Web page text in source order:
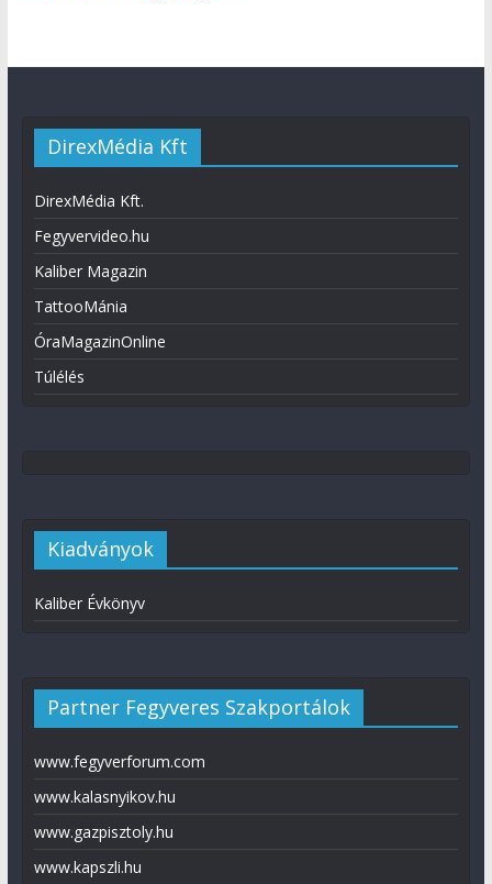
DirexMédia Kft
DirexMédia Kft.
Fegyvervideo.hu
Kaliber Magazin
TattooMánia
ÓraMagazinOnline
Túlélés
Kiadványok
Kaliber Évkönyv
Partner Fegyveres Szakportálok
www.fegyverforum.com
www.kalasnyikov.hu
www.gazpisztoly.hu
www.kapszli.hu